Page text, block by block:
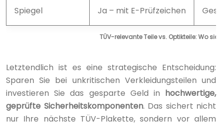
TÜV-relevante Teile vs. Optikteile: Wo
Spiegel Ja – mit E-Prüfzeichen
Letztendlich ist es eine strategische Entscheidung:
Sparen Sie bei unkritischen Verkleidungsteilen und
investieren Sie das gesparte Geld in hochwertige,
geprüfte Sicherheitskomponenten. Das sichert nicht
nur Ihre nächste TÜV-Plakette, sondern vor allem